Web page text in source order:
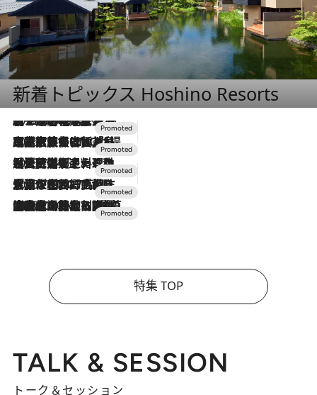
新着トピックス Hoshino Resorts
2026.8.7
【トンボの足水浴】ヒノキの香りに包まれて涼感マックス！約13℃の湧水かけ流しを避暑地「星野温泉 トンボの湯」で体験
2026.7.31
【ホテル帰省】という選択肢をOMOが提案。家族とほどよい距離を保つには「昼は実家、夜は気兼ねなくホテルで！」
2026.7.24
【夏限定ディナーコース】旬を迎える稚鮎や花ズッキーニなどをイタリア・トスカーナの郷土料理の手法で満喫！
2026.7.17
「土佐和ハーブかき氷」がOMO7高知に登場！生姜、山椒、大葉など目にも舌にも涼を呼ぶ郷土の味
2026.7.10
NEW OPEN！【界 草津】名湯の地に誕生。趣の異なる2種の温泉と上州ならではの会席・蕎麦割烹など美食を味わう究極の癒やし旅
特集 TOP
TALK & SESSION
トーク＆セッション